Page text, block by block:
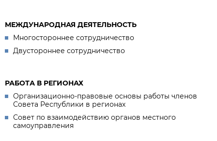
МЕЖДУНАРОДНАЯ ДЕЯТЕЛЬНОСТЬ
Многостороннее сотрудничество
Двустороннее сотрудничество
РАБОТА В РЕГИОНАХ
Организационно-правовые основы работы членов
Совета Республики в регионах
Совет по взаимодействию органов местного
самоуправления